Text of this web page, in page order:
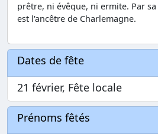
prêtre, ni évêque, ni ermite. Par
est l'ancêtre de Charlemagne.
Dates de fête
21 février, Fête locale
Prénoms fêtés